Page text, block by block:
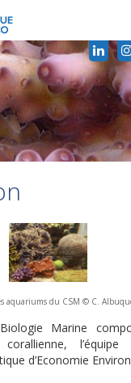
aquariums du CSM © C.
Marine
l’équipe
d’Economie